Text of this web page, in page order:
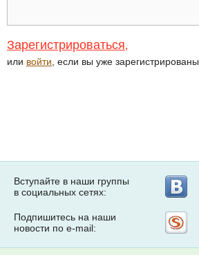
Зарегистрироваться,
или войти , если вы уже зарегистрированы.
Вступайте в наши группы
в социальных сетях:
Подпишитесь на наши
новости по e-mail: